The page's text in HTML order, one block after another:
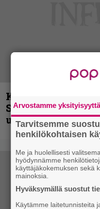
Kunnianosoitus
Shining hyppäsi
uudella videollaan
Arvostamme
Tarvitsemme
henkilökohtaisen
Me ja huolellisesti
hyödynnämme
käyttäjäkokemuksen sekä
mainoksia.
Hyväksymällä suostut
Käytämme laitetunnisteita